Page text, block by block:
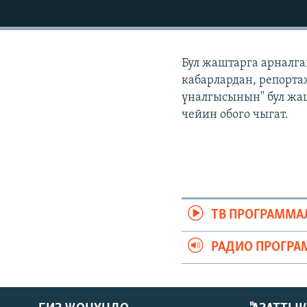
АЗАТТЫК+
Бул жаштарга
кабарлардан,
үналгысынын" бул
чейин обого чыгат.
ТВ
РАДИО